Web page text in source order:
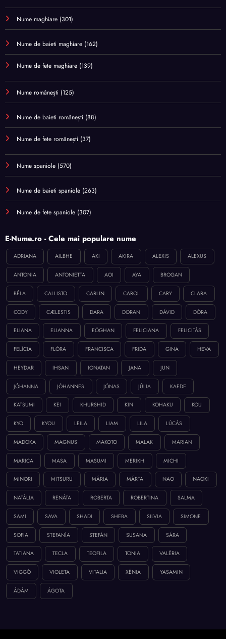
Nume maghiare (301)
Nume de baieti maghiare (162)
Nume de fete maghiare (139)
Nume românești (125)
Nume de baieti românești (88)
Nume de fete românești (37)
Nume spaniole (570)
Nume de baieti spaniole (263)
Nume de fete spaniole (307)
E-Nume.ro - Cele mai populare nume
ADRIANA AILBHE AKI AKIRA ALEXIS ALEXUS
ANTONIA ANTONIETTA AOI AYA BROGAN
BÉLA CALLISTO CARLIN CAROL CARY CLARA
CODY CÆLESTIS DARA DORAN DÁVID DÓRA
ELIANA ELIANNA EÓGHAN FELICIANA FELICITÁS
FELÍCIA FLÓRA FRANCISCA FRIDA GINA HEVA
HEYDAR IHSAN IONATAN JANA JUN
JÓHANNA JÓHANNES JÓNAS JÚLIA KAEDE
KATSUMI KEI KHURSHID KIN KOHAKU KOU
KYO KYOU LEILA LIAM LILA LÚCÁS
MADOKA MAGNUS MAKOTO MALAK MARIAN
MARICA MASA MASUMI MERIKH MICHI
MINORI MITSURU MÁRIA MÁRTA NAO NAOKI
NATÁLIA RENÁTA ROBERTA ROBERTINA SALMA
SAMI SAVA SHADI SHEBA SILVIA SIMONE
SOFIA STEFANÍA STEFÁN SUSANA SÁRA
TATIANA TECLA TEOFILA TONIA VALÉRIA
VIGGÓ VIOLETA VITALIA XÉNIA YASAMIN
ÁDÁM ÁGOTA